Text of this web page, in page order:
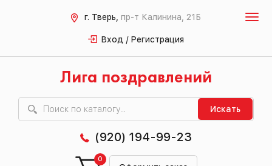
г. Тверь, пр-т Калинина, 21Б
Вход / Регистрация
Лига поздравлений
Искать
(920) 194-99-23
0